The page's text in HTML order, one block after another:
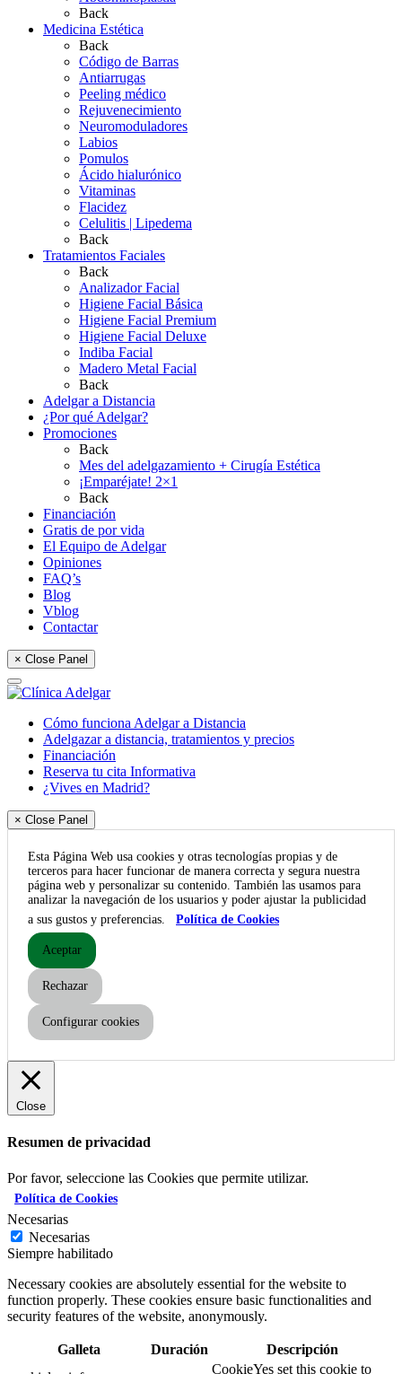
Back
Medicina Estética
Back
Código de Barras
Antiarrugas
Peeling médico
Rejuvenecimiento
Neuromoduladores
Labios
Pomulos
Ácido hialurónico
Vitaminas
Flacidez
Celulitis | Lipedema
Back
Tratamientos Faciales
Back
Analizador Facial
Higiene Facial Básica
Higiene Facial Premium
Higiene Facial Deluxe
Indiba Facial
Madero Metal Facial
Back
Adelgar a Distancia
¿Por qué Adelgar?
Promociones
Back
Mes del adelgazamiento + Cirugía Estética
¡Emparéjate! 2×1
Back
Financiación
Gratis de por vida
El Equipo de Adelgar
Opiniones
FAQ’s
Blog
Vblog
Contactar
× Close Panel
Cómo funciona Adelgar a Distancia
Adelgazar a distancia, tratamientos y precios
Financiación
Reserva tu cita Informativa
¿Vives en Madrid?
× Close Panel
Esta Página Web usa cookies y otras tecnologías propias y de
terceros para hacer funcionar de manera correcta y segura nuestra
página web y personalizar su contenido. También las usamos para
analizar la navegación de los usuarios y poder ajustar la publicidad
a sus gustos y preferencias.
Política de Cookies
Aceptar
Rechazar
Configurar cookies
Close
Resumen de privacidad
Por favor, seleccione las Cookies que permite utilizar.
Política de Cookies
Necesarias
Necesarias
Siempre habilitado
Necessary cookies are absolutely essential for the website to
function properly. These cookies ensure basic functionalities and
security features of the website, anonymously.
Galleta Duración
Descripción
CookieYes set this cookie to